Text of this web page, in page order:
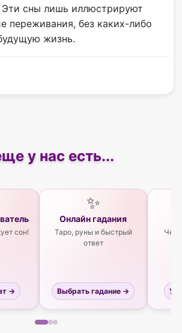
Эти сны лишь иллюстрируют
переживания, без каких-либо
жизнь.
у нас есть...
сон!
→
✨
Онлайн гадания
Таро, руны и быстрый
ответ
Выбрать гадание →